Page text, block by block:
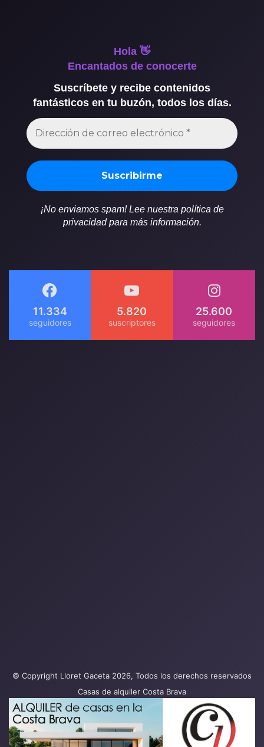
Hola 👋
Encantados de conocerte
Suscríbete y recibe contenidos
fantásticos en tu buzón, todos los días.
¡No enviamos spam! Lee nuestra política de
privacidad para más información.
11.334 5.820 25.600
© Copyright Lloret Gaceta 2026, Todos los derechos reservados
Casas de alquiler Costa Brava